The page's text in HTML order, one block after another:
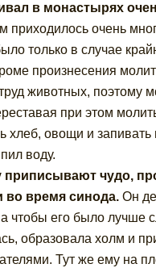
в монастырях
приходилось очень
только в случае
произнесения
животных, поэтому
при этом
хлеб, овощи и
воду.
приписывают чудо,
во время синода. Он
а чтобы его было лучше
образовала холм и
Тут же ему на